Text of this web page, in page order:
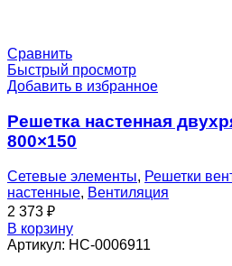
Сравнить
Быстрый просмотр
Добавить в избранное
Решетка настенная
800×150
Сетевые элементы, Решетки
настенные, Вентиляция
2 373 ₽
В корзину
Артикул: НС-0006911